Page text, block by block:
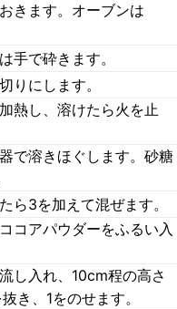
きます。オーブンは
手で砕きます。
りにします。
熱し、溶けたら火を止
で溶きほぐします。砂糖
ら3を加えて混ぜます。
コアパウダーをふるい入
し入れ、10cm程の高さ
き、1をのせます。